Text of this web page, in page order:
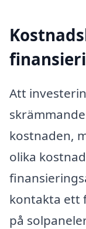
Att
kostnaden,
olika
kontakta ett
på